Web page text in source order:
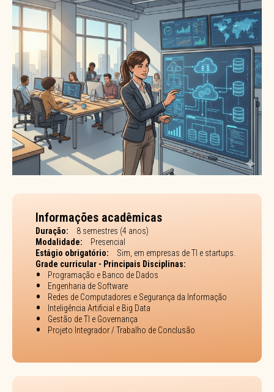
Informações acadêmicas
Duração:
8 semestres (4 anos)
Modalidade:
Presencial
Estágio obrigatório:
Sim, em empresas de TI e startups.
Grade curricular - Principais Disciplinas:
Programação e Banco de Dados
Engenharia de Software
Redes de Computadores e Segurança da Informação
Inteligência Artificial e Big Data
Gestão de TI e Governança
Projeto Integrador / Trabalho de Conclusão